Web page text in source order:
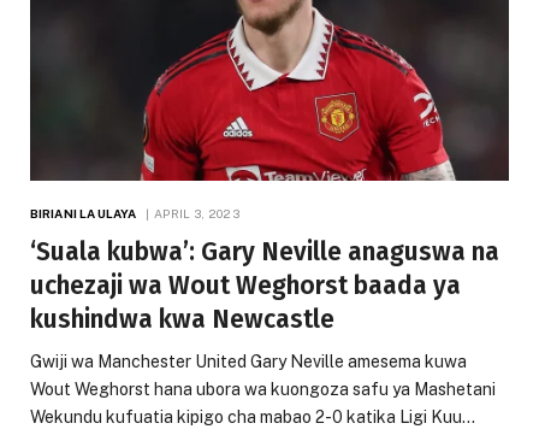
BIRIANI LA ULAYA APRIL 3, 2023
‘Suala kubwa’: Gary Neville anaguswa na
uchezaji wa Wout Weghorst baada ya
kushindwa kwa Newcastle
Gwiji wa Manchester United Gary Neville amesema kuwa
Wout Weghorst hana ubora wa kuongoza safu ya Mashetani
Wekundu kufuatia kipigo cha mabao 2-0 katika Ligi Kuu…